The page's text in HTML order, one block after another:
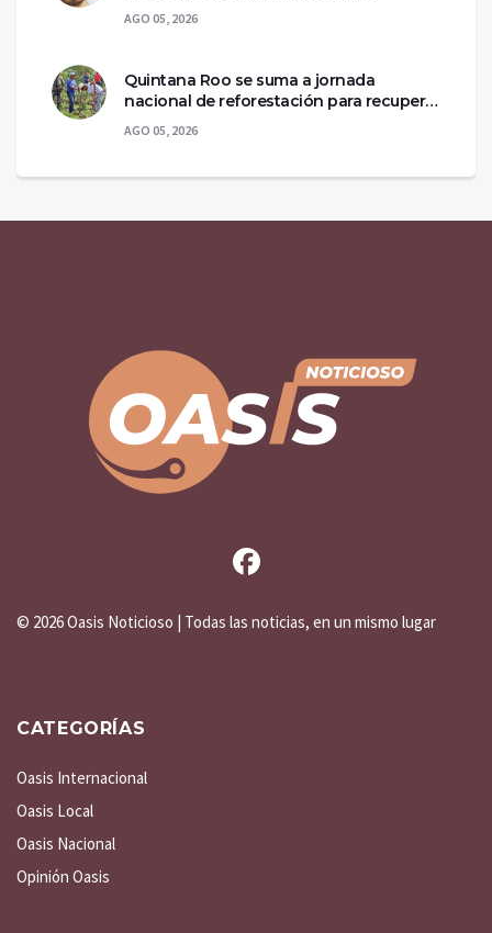
AGO 05, 2026
Quintana Roo se suma a jornada
nacional de reforestación para recuperar
AGO 05, 2026
© 2026 Oasis Noticioso | Todas las noticias, en un mismo lugar
CATEGORÍAS
Oasis Internacional
Oasis Local
Oasis Nacional
Opinión Oasis